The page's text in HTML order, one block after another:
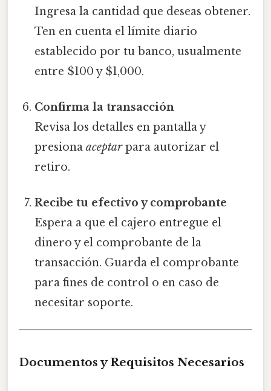
Ingresa la cantidad que deseas obtener.
Ten en cuenta el límite diario
establecido por tu banco, usualmente
entre $100 y $1,000.
Confirma la transacción
Revisa los detalles en pantalla y
presionaaceptarpara autorizar el
retiro.
Recibe tu efectivo y comprobante
Espera a que el cajero entregue el
dinero y el comprobante de la
transacción. Guarda el comprobante
para fines de control o en caso de
necesitar soporte.
Documentos y Requisitos Necesarios